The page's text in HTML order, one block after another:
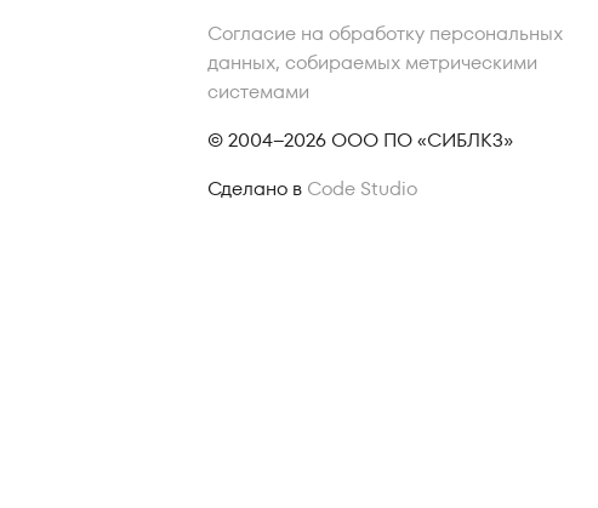
Согласие на обработку персональных
данных, собираемых метрическими
системами
© 2004–2026 ООО ПО «СИБЛКЗ»
Сделано в Code Studio